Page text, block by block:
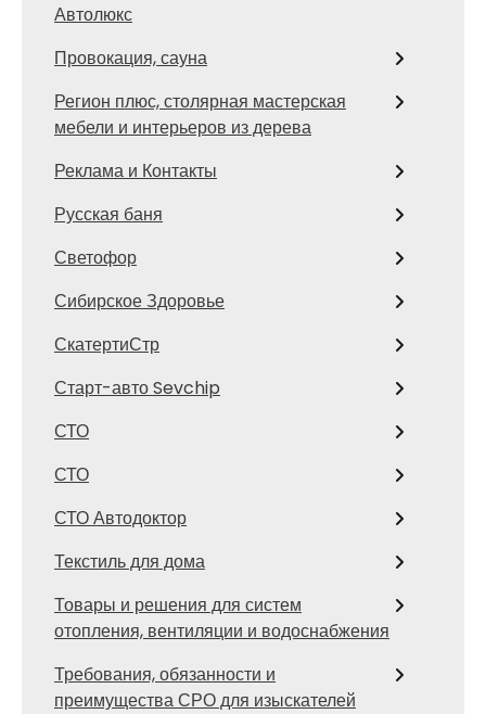
Автолюкс
Провокация, сауна
Регион плюс, столярная мастерская
мебели и интерьеров из дерева
Реклама и Контакты
Русская баня
Светофор
Сибирское Здоровье
СкатертиСтр
Старт-авто Sevchip
СТО
СТО
СТО Автодоктор
Текстиль для дома
Товары и решения для систем
отопления, вентиляции и водоснабжения
Требования, обязанности и
преимущества СРО для изыскателей